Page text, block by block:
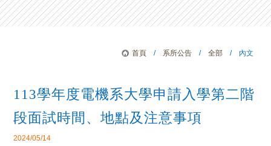
首頁 / 系所公告 /全部 / 內文
113學年度電機系大學申請入學第二階
段面試時間、地點及注意事項
2024/05/14